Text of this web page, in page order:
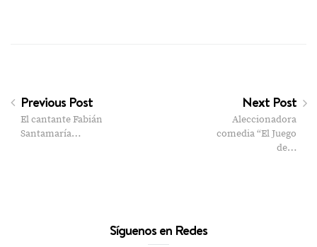
Previous Post
El cantante Fabián
Santamaría…
Next Post
Aleccionadora
comedia “El Juego
de…
Síguenos en Redes